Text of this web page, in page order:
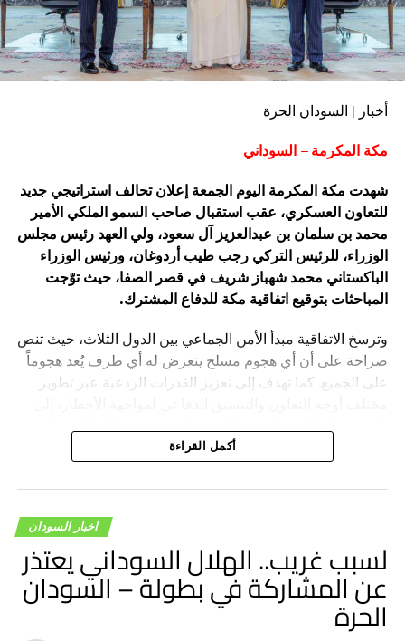
أخبار | السودان الحرة
مكة المكرمة – السوداني
شهدت مكة المكرمة اليوم الجمعة إعلان تحالف استراتيجي جديد
للتعاون العسكري، عقب استقبال صاحب السمو الملكي الأمير
محمد بن سلمان بن عبدالعزيز آل سعود، ولي العهد رئيس مجلس
الوزراء، للرئيس التركي رجب طيب أردوغان، ورئيس الوزراء
الباكستاني محمد شهباز شريف في قصر الصفا، حيث توّجت
المباحثات بتوقيع اتفاقية مكة للدفاع المشترك.
وترسخ الاتفاقية مبدأ الأمن الجماعي بين الدول الثلاث، حيث تنص
صراحة على أن أي هجوم مسلح يتعرض له أي طرف يُعد هجوماً
على الجميع. كما تهدف إلى تعزيز القدرات الردعية عبر تطوير
والسلام في المنطقة والعالم.أكمل القراءة
اخبار السودان
لسبب غريب.. الهلال السوداني يعتذر
عن المشاركة في بطولة – السودان
الحرة